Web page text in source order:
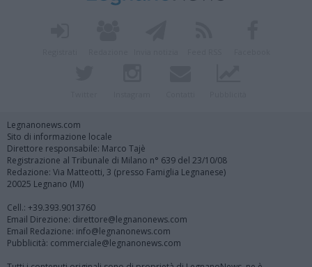
Legnanonews.com
Sito di informazione locale
Direttore responsabile: Marco Tajè
Registrazione al Tribunale di Milano n° 639 del 23/10/08
Redazione: Via Matteotti, 3 (presso Famiglia Legnanese)
20025 Legnano (MI)
Cell.: +39.393.9013760
Email Direzione: direttore@legnanonews.com
Email Redazione: info@legnanonews.com
Pubblicità: commerciale@legnanonews.com